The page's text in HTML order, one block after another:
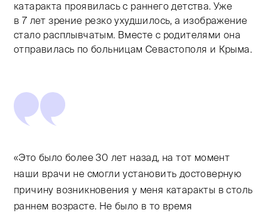
катаракта проявилась с раннего детства. Уже
в 7 лет зрение резко ухудшилось, а изображение
стало расплывчатым. Вместе с родителями она
отправилась по больницам Севастополя и Крыма.
«Это было более 30 лет назад, на тот момент
наши врачи не смогли установить достоверную
причину возникновения у меня катаракты в столь
раннем возрасте. Не было в то время